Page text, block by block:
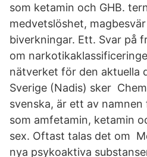
som ketamin och GHB.
medvetslöshet,
biverkningar. Ett. Svar på
om
nätverket för den aktuella
Sverige (Nadis) sker
svenska, är ett av
som amfetamin, ketamin
sex. Oftast talas det om
nya psykoaktiva